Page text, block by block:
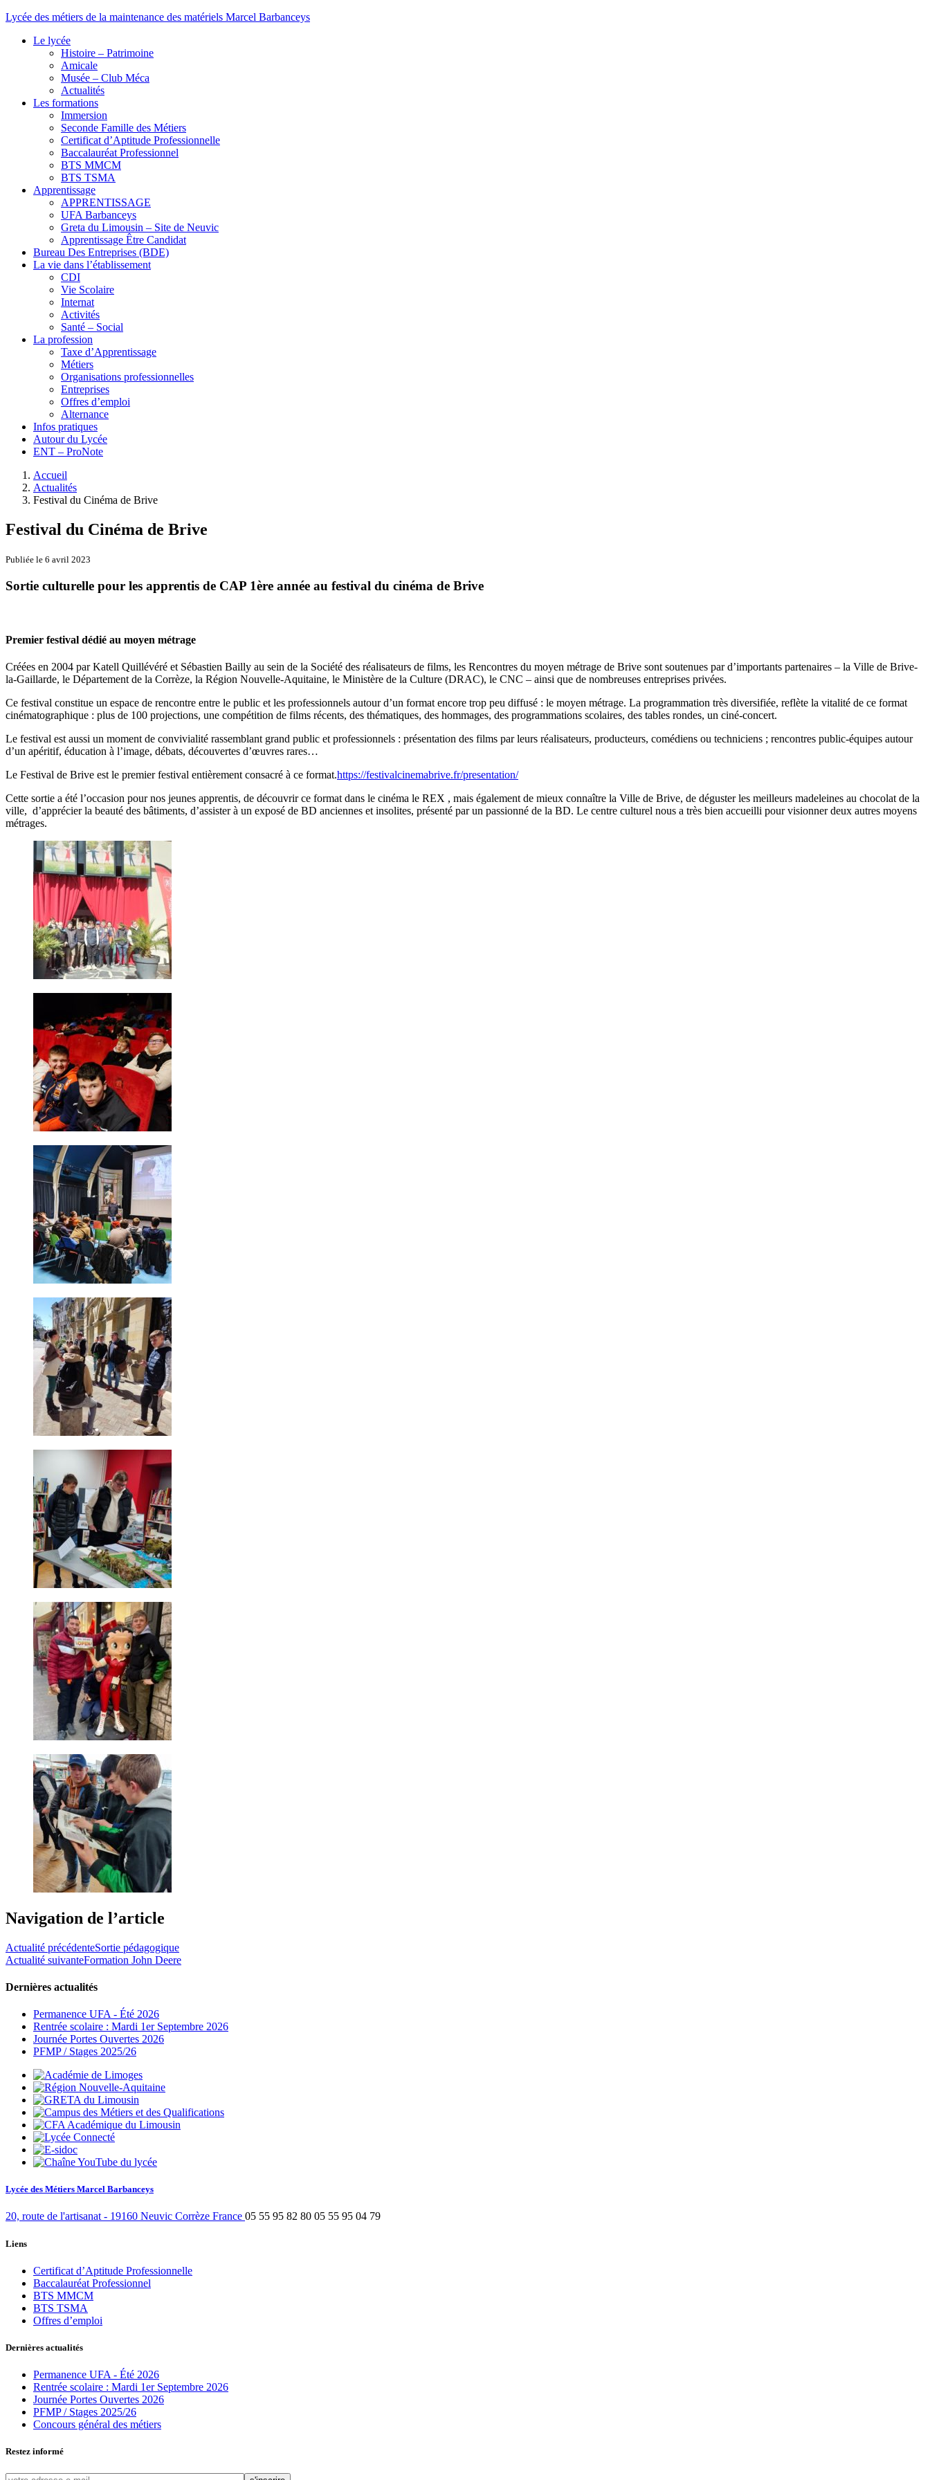
Lycée des métiers de la maintenance des matériels Marcel Barbanceys
Le lycée
Histoire – Patrimoine
Amicale
Musée – Club Méca
Actualités
Les formations
Immersion
Seconde Famille des Métiers
Certificat d’Aptitude Professionnelle
Baccalauréat Professionnel
BTS MMCM
BTS TSMA
Apprentissage
APPRENTISSAGE
UFA Barbanceys
Greta du Limousin – Site de Neuvic
Apprentissage Être Candidat
Bureau Des Entreprises (BDE)
La vie dans l’établissement
CDI
Vie Scolaire
Internat
Activités
Santé – Social
La profession
Taxe d’Apprentissage
Métiers
Organisations professionnelles
Entreprises
Offres d’emploi
Alternance
Infos pratiques
Autour du Lycée
ENT – ProNote
Accueil
Actualités
Festival du Cinéma de Brive
Festival du Cinéma de Brive
Publiée le 6 avril 2023
Sortie culturelle pour les apprentis de CAP 1ère année au festival du cinéma de Brive
Premier festival dédié au moyen métrage
Créées en 2004 par Katell Quillévéré et Sébastien Bailly au sein de la Société des réalisateurs de films, les Rencontres du moyen métrage de Brive sont soutenues par d’importants partenaires – la Ville de Brive-
la-Gaillarde, le Département de la Corrèze, la Région Nouvelle-Aquitaine, le Ministère de la Culture (DRAC), le CNC – ainsi que de nombreuses entreprises privées.
Ce festival constitue un espace de rencontre entre le public et les professionnels autour d’un format encore trop peu diffusé : le moyen métrage. La programmation très diversifiée, reflète la vitalité de ce format
cinématographique : plus de 100 projections, une compétition de films récents, des thématiques, des hommages, des programmations scolaires, des tables rondes, un ciné-concert.
Le festival est aussi un moment de convivialité rassemblant grand public et professionnels : présentation des films par leurs réalisateurs, producteurs, comédiens ou techniciens ; rencontres public-équipes autour
d’un apéritif, éducation à l’image, débats, découvertes d’œuvres rares…
Le Festival de Brive est le premier festival entièrement consacré à ce format.https://festivalcinemabrive.fr/presentation/
Cette sortie a été l’occasion pour nos jeunes apprentis, de découvrir ce format dans le cinéma le REX , mais également de mieux connaître la Ville de Brive, de déguster les meilleurs madeleines au chocolat de la
ville, d’apprécier la beauté des bâtiments, d’assister à un exposé de BD anciennes et insolites, présenté par un passionné de la BD. Le centre culturel nous a très bien accueilli pour visionner deux autres moyens
métrages.
Navigation de l’article
Actualité précédenteSortie pédagogique
Actualité suivanteFormation John Deere
Dernières actualités
Permanence UFA - Été 2026
Rentrée scolaire : Mardi 1er Septembre 2026
Journée Portes Ouvertes 2026
PFMP / Stages 2025/26
Lycée des Métiers Marcel Barbanceys
20, route de l'artisanat- 19160 Neuvic Corrèze France 05 55 95 82 80 05 55 95 04 79
Liens
Certificat d’Aptitude Professionnelle
Baccalauréat Professionnel
BTS MMCM
BTS TSMA
Offres d’emploi
Dernières actualités
Permanence UFA - Été 2026
Rentrée scolaire : Mardi 1er Septembre 2026
Journée Portes Ouvertes 2026
PFMP / Stages 2025/26
Concours général des métiers
Restez informé